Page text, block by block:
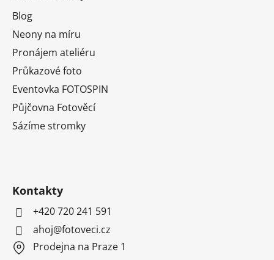
Blog
Neony na míru
Pronájem ateliéru
Průkazové foto
Eventovka FOTOSPIN
Půjčovna Fotověcí
Sázíme stromky
Kontakty
+420 720 241 591
ahoj@fotoveci.cz
Prodejna na Praze 1